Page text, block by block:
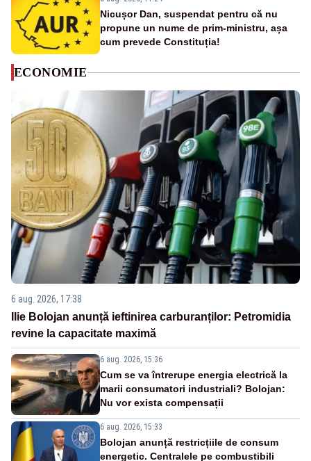
Nicușor Dan, suspendat pentru că nu
propune un nume de prim-ministru, așa
cum prevede Constituția!
ECONOMIE
6 aug. 2026, 17:38
Ilie Bolojan anunță ieftinirea carburanților: Petromidia
revine la capacitate maximă
6 aug. 2026, 15:36
Cum se va întrerupe energia electrică la
marii consumatori industriali? Bolojan:
Nu vor exista compensații
6 aug. 2026, 15:33
Bolojan anunță restricțiile de consum
energetic. Centralele pe combustibili